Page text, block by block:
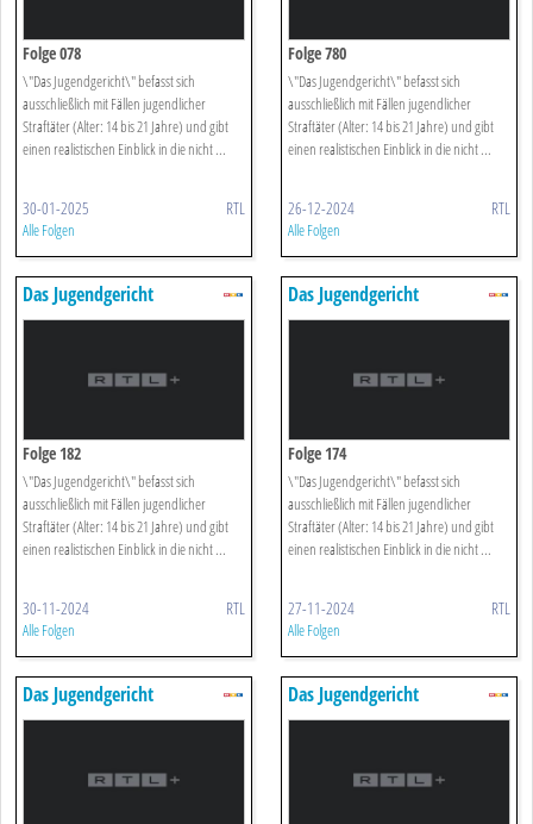
Folge 078
\"Das Jugendgericht\" befasst sich
ausschließlich mit Fällen jugendlicher
Straftäter (Alter: 14 bis 21 Jahre) und gibt
einen realistischen Einblick in die nicht ...
30-01-2025 RTL
Alle Folgen
Folge 780
\"Das Jugendgericht\" befasst sich
ausschließlich mit Fällen jugendlicher
Straftäter (Alter: 14 bis 21 Jahre) und gibt
einen realistischen Einblick in die nicht ...
26-12-2024 RTL
Alle Folgen
Das Jugendgericht
Folge 182
\"Das Jugendgericht\" befasst sich
ausschließlich mit Fällen jugendlicher
Straftäter (Alter: 14 bis 21 Jahre) und gibt
einen realistischen Einblick in die nicht ...
30-11-2024 RTL
Alle Folgen
Das Jugendgericht
Folge 174
\"Das Jugendgericht\" befasst sich
ausschließlich mit Fällen jugendlicher
Straftäter (Alter: 14 bis 21 Jahre) und gibt
einen realistischen Einblick in die nicht ...
27-11-2024 RTL
Alle Folgen
Das Jugendgericht Das Jugendgericht